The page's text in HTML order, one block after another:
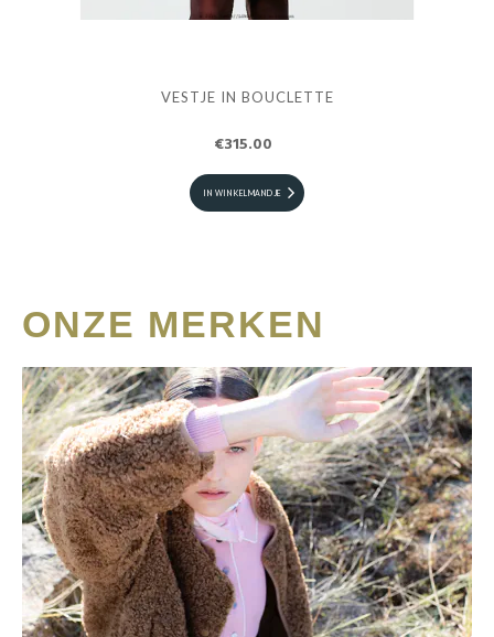
VESTJE IN BOUCLETTE
€315.00
IN WINKELMANDJE
ONZE MERKEN